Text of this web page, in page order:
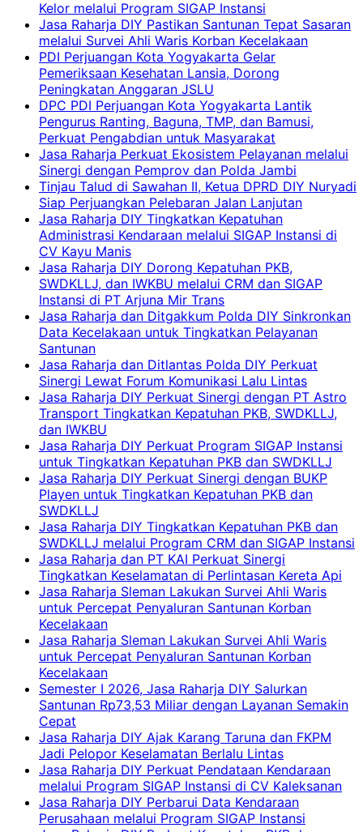
Kelor melalui Program SIGAP Instansi
Jasa Raharja DIY Pastikan Santunan Tepat Sasaran
melalui Survei Ahli Waris Korban Kecelakaan
PDI Perjuangan Kota Yogyakarta Gelar
Pemeriksaan Kesehatan Lansia, Dorong
Peningkatan Anggaran JSLU
DPC PDI Perjuangan Kota Yogyakarta Lantik
Pengurus Ranting, Baguna, TMP, dan Bamusi,
Perkuat Pengabdian untuk Masyarakat
Jasa Raharja Perkuat Ekosistem Pelayanan melalui
Sinergi dengan Pemprov dan Polda Jambi
Tinjau Talud di Sawahan II, Ketua DPRD DIY Nuryadi
Siap Perjuangkan Pelebaran Jalan Lanjutan
Jasa Raharja DIY Tingkatkan Kepatuhan
Administrasi Kendaraan melalui SIGAP Instansi di
CV Kayu Manis
Jasa Raharja DIY Dorong Kepatuhan PKB,
SWDKLLJ, dan IWKBU melalui CRM dan SIGAP
Instansi di PT Arjuna Mir Trans
Jasa Raharja dan Ditgakkum Polda DIY Sinkronkan
Data Kecelakaan untuk Tingkatkan Pelayanan
Santunan
Jasa Raharja dan Ditlantas Polda DIY Perkuat
Sinergi Lewat Forum Komunikasi Lalu Lintas
Jasa Raharja DIY Perkuat Sinergi dengan PT Astro
Transport Tingkatkan Kepatuhan PKB, SWDKLLJ,
dan IWKBU
Jasa Raharja DIY Perkuat Program SIGAP Instansi
untuk Tingkatkan Kepatuhan PKB dan SWDKLLJ
Jasa Raharja DIY Perkuat Sinergi dengan BUKP
Playen untuk Tingkatkan Kepatuhan PKB dan
SWDKLLJ
Jasa Raharja DIY Tingkatkan Kepatuhan PKB dan
SWDKLLJ melalui Program CRM dan SIGAP Instansi
Jasa Raharja dan PT KAI Perkuat Sinergi
Tingkatkan Keselamatan di Perlintasan Kereta Api
Jasa Raharja Sleman Lakukan Survei Ahli Waris
untuk Percepat Penyaluran Santunan Korban
Kecelakaan
Jasa Raharja Sleman Lakukan Survei Ahli Waris
untuk Percepat Penyaluran Santunan Korban
Kecelakaan
Semester I 2026, Jasa Raharja DIY Salurkan
Santunan Rp73,53 Miliar dengan Layanan Semakin
Cepat
Jasa Raharja DIY Ajak Karang Taruna dan FKPM
Jadi Pelopor Keselamatan Berlalu Lintas
Jasa Raharja DIY Perkuat Pendataan Kendaraan
melalui Program SIGAP Instansi di CV Kaleksanan
Jasa Raharja DIY Perbarui Data Kendaraan
Perusahaan melalui Program SIGAP Instansi